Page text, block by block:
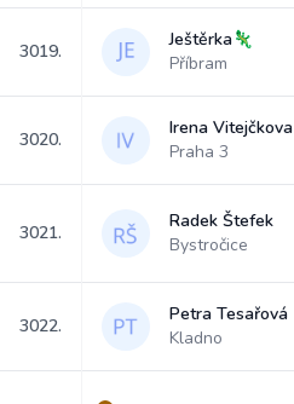
3019.
Ještěrka🦎
Příbram
3020.
Irena Vitejčkova
Praha 3
3021.
Radek Štefek
Bystročice
3022.
Petra Tesařová
Kladno